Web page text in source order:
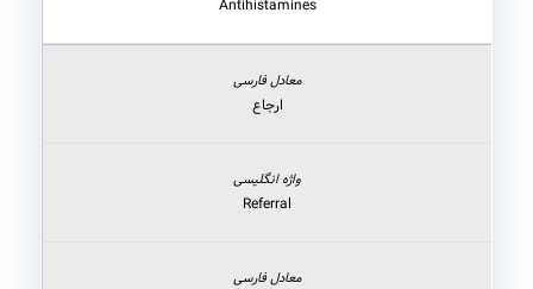
Antihistamines
ارجاع
Referral